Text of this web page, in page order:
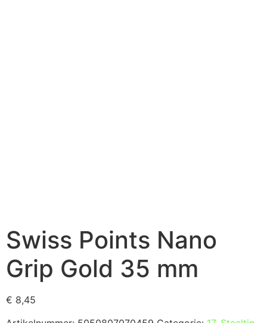
Swiss Points Nano
Grip Gold 35 mm
€ 8,45